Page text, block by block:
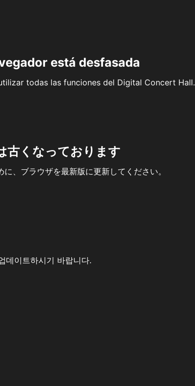
está desfasada
todas las funciones del Digital Concert Hall.
古くなっております
、ブラウザを最新版に更新してください。
데이트하시기 바랍니다.